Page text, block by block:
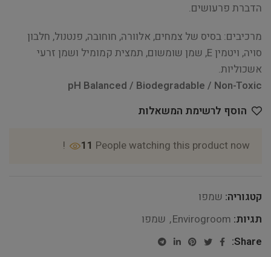
הדברת פרעושים.
מרכיבים: בסיס של צמחים, אלוורה, חוחובה, פנטנול, חלבון
סויה, ויטמין E, שמן שומשום, תמצית קמומיל ושמן זרעי
אשכוליות.
pH Balanced / Biodegradable / Non-Toxic
הוסף לרשימת המשאלות
11 People watching this product now!
קטגוריה: שמפו
תגיות: Envirogroom
, שמפו
Share: